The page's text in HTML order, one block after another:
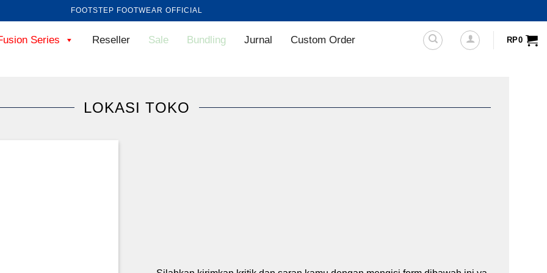
FOOTSTEP FOOTWEAR OFFICIAL
Series Reseller Sale Bundling Jurnal Custom Order RP0
LOKASI TOKO